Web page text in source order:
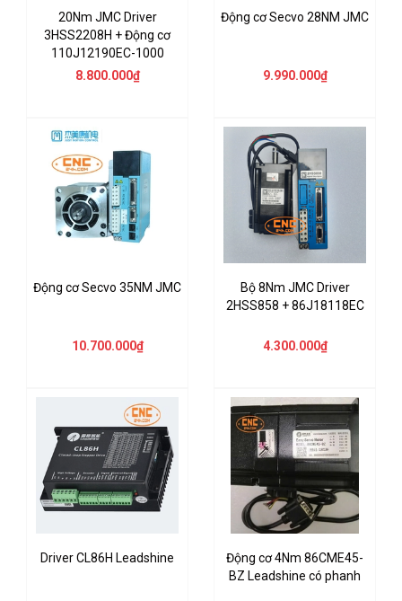
20Nm JMC Driver
3HSS2208H + Động cơ
110J12190EC-1000
8.800.000₫
Động cơ Secvo 28NM JMC
9.990.000₫
Động cơ Secvo 35NM JMC
10.700.000₫
Bộ 8Nm JMC Driver
2HSS858 + 86J18118EC
4.300.000₫
Driver CL86H Leadshine
Động cơ 4Nm 86CME45-
BZ Leadshine có phanh